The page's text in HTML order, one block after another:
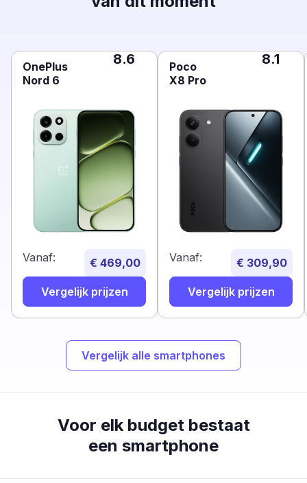
OnePlus
Nord 6
8.6
Vanaf: € 469,00
Vergelijk prijzen
Poco
X8 Pro
8.1
Vanaf: € 309,90
Vergelijk prijzen
Vergelijk alle smartphones
Voor elk budget bestaat
een smartphone